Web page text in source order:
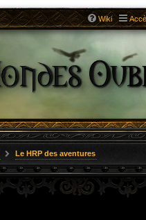
Wiki
Le HRP des aventures